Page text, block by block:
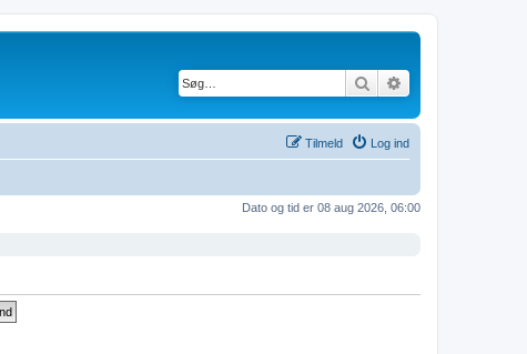
Søg
Log ind
Tilmeld
Dato og tid er 08 aug 2026, 06:00